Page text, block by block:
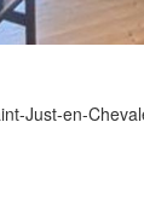
Just-en-